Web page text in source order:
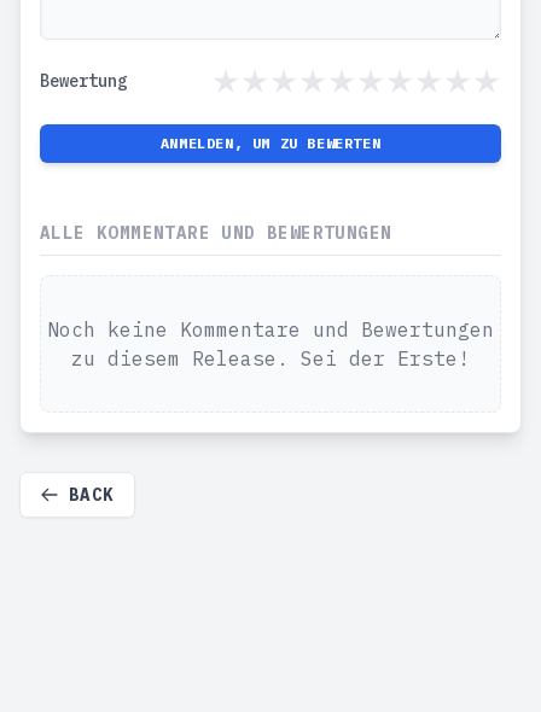
Bewertung
ANMELDEN, UM ZU BEWERTEN
ALLE KOMMENTARE UND BEWERTUNGEN
Noch keine Kommentare und Bewertungen
zu diesem Release. Sei der Erste!
BACK